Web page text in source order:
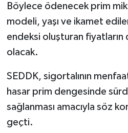
Böylece ödenecek prim
modeli, yaşı ve ikamet
endeksi oluşturan
olacak.
SEDDK, sigortalının
hasar prim dengesinde
sağlanması amacıyla söz
geçti.